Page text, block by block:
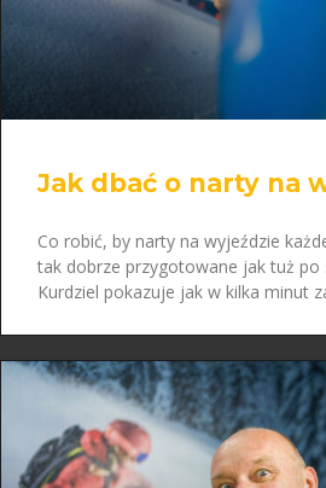
Jak dbać o narty na
Co robić, by narty na wyjeździe
tak dobrze przygotowane jak tuż po
Kurdziel pokazuje jak w kilka minut